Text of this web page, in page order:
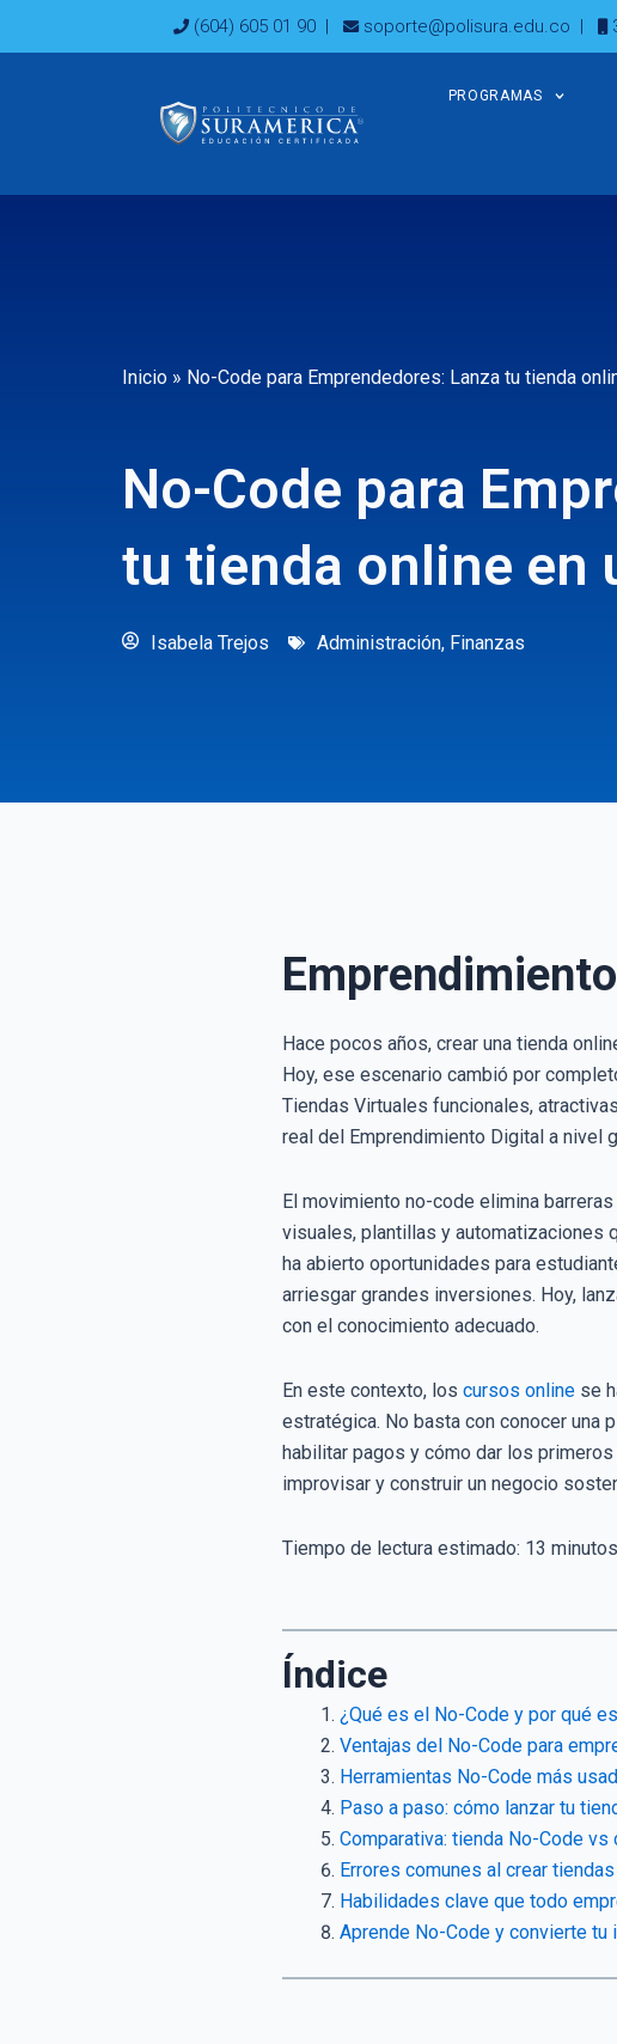
(604) 605 01 90 | soporte@polisura.edu.co |
PROGRAMAS
Inicio » No-Code para Emprendedores: Lanza tu tienda
No-Code para
tu tienda online en
Isabela Trejos Administración, Finanzas
Hace pocos años, crear una tienda
Hoy, ese escenario cambió por
Tiendas Virtuales funcionales,
real del Emprendimiento Digital a nivel
El movimiento no-code elimina
visuales, plantillas y automatizaciones
ha abierto oportunidades para
arriesgar grandes inversiones. Hoy,
con el conocimiento adecuado.
En este contexto, los cursos online se
estratégica. No basta con conocer una
habilitar pagos y cómo dar los
improvisar y construir un negocio
Tiempo de lectura estimado: 13 minutos
Índice
¿Qué es el No-Code y por qué
Ventajas del No-Code para
Herramientas No-Code más
Paso a paso: cómo lanzar tu
Comparativa: tienda No-Code
Errores comunes al crear
Habilidades clave que todo
Aprende No-Code y convierte tu